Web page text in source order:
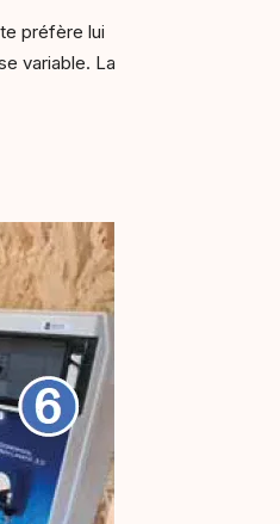
préfère lui
variable. La